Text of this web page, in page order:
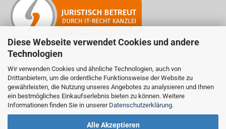
Diese Webseite verwendet Cookies und andere
Technologien
Wir verwenden Cookies und ähnliche Technologien, auch von
Drittanbietern, um die ordentliche Funktionsweise der Website zu
gewährleisten, die Nutzung unseres Angebotes zu analysieren und Ihnen
ein bestmögliches Einkaufserlebnis bieten zu können. Weitere
Informationen finden Sie in unserer Datenschutzerklärung.
Alle Akzeptieren
Mitglied der Initiative "Fairness im Handel".
Informationen zur Initiative:
https://www.fairness-im-handel.de